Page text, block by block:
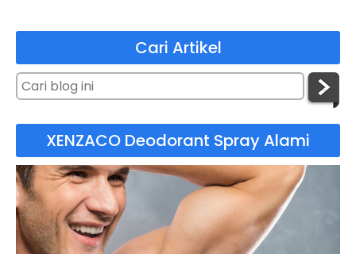
Cari Artikel
XENZACO Deodorant Spray Alami